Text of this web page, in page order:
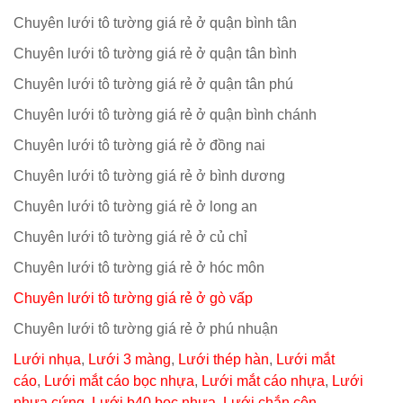
Chuyên lưới tô tường giá rẻ ở quận bình tân
Chuyên lưới tô tường giá rẻ ở quận tân bình
Chuyên lưới tô tường giá rẻ ở quận tân phú
Chuyên lưới tô tường giá rẻ ở quận bình chánh
Chuyên lưới tô tường giá rẻ ở đồng nai
Chuyên lưới tô tường giá rẻ ở bình dương
Chuyên lưới tô tường giá rẻ ở long an
Chuyên lưới tô tường giá rẻ ở củ chỉ
Chuyên lưới tô tường giá rẻ ở hóc môn
Chuyên lưới tô tường giá rẻ ở gò vấp
Chuyên lưới tô tường giá rẻ ở phú nhuận
Lưới nhụa, Lưới 3 màng, Lưới thép hàn, Lưới mắt
cáo, Lưới mắt cáo bọc nhựa, Lưới mắt cáo nhựa, Lưới